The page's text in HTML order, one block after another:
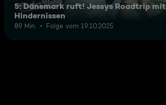
5: Dänemark ruft! Jessys Roadtrip mit
Hindernissen
89 Min. Folge vom 19.10.2025